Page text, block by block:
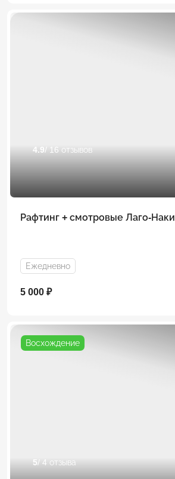
4.9 / 16 отзывов
Рафтинг + смотровые Лаго-Наки
Ежедневно
5 000 ₽
Восхождение
5/ 4 отзыва